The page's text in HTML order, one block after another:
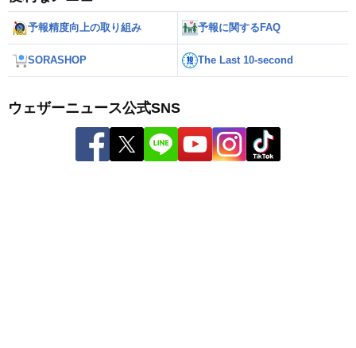
予報精度向上の取り組み 予報に関するFAQ
SORASHOP The Last 10-second
ウェザーニュース公式SNS